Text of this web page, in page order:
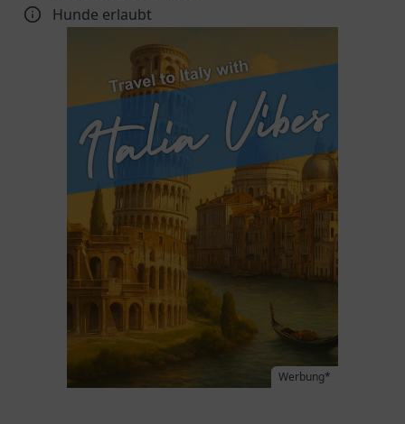
Hunde erlaubt
Werbung*